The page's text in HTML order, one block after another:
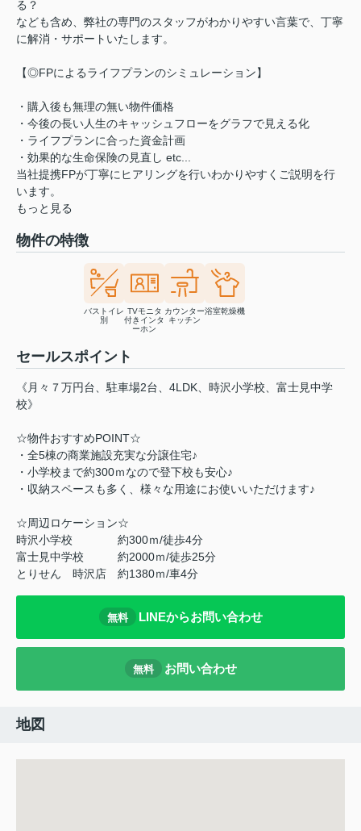
る？
なども含め、弊社の専門のスタッフがわかりやすい言葉で、丁寧
に解消・サポートいたします。
【◎FPによるライフプランのシミュレーション】
・購入後も無理の無い物件価格
・今後の長い人生のキャッシュフローをグラフで見える化
・ライフプランに合った資金計画
・効果的な生命保険の見直し etc...
当社提携FPが丁寧にヒアリングを行いわかりやすくご説明を行
います。
もっと見る
物件の特徴
バストイレ
別
TVモニタ
付きインタ
ーホン
カウンター
キッチン
浴室乾燥機
セールスポイント
《月々７万円台、駐車場2台、4LDK、時沢小学校、富士見中学
校》
☆物件おすすめPOINT☆
・全5棟の商業施設充実な分譲住宅♪
・小学校まで約300ｍなので登下校も安心♪
・収納スペースも多く、様々な用途にお使いいただけます♪
☆周辺ロケーション☆
時沢小学校 約300ｍ/徒歩4分
富士見中学校 約2000ｍ/徒歩25分
とりせん 時沢店 約1380ｍ/車4分
無料 LINEからお問い合わせ
無料 お問い合わせ
地図